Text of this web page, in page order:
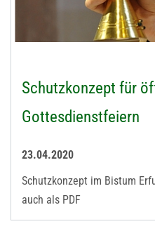
Schutzkonzept für
Gottesdienstfeiern
23.04.2020
Schutzkonzept im Bistum
auch als PDF